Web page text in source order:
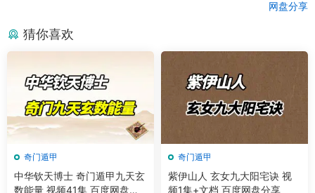
网盘分享
猜你喜欢
奇门遁甲
中华钦天博士 奇门遁甲九天玄
数能量 视频41集 百度网盘分
奇门遁甲
紫伊山人 玄女九大阳宅诀 视
频1集+文档 百度网盘分享